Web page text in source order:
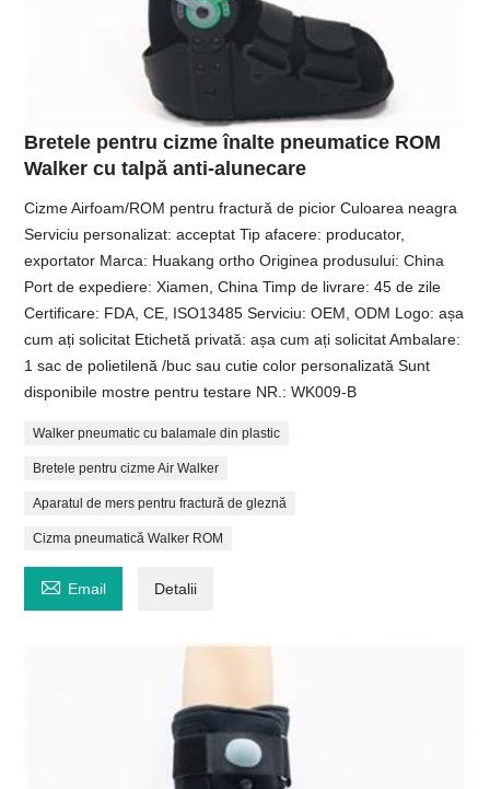
Bretele pentru cizme înalte pneumatice ROM
Walker cu talpă anti-alunecare
Cizme Airfoam/ROM pentru fractură de picior Culoarea neagra
Serviciu personalizat: acceptat Tip afacere: producator,
exportator Marca: Huakang ortho Originea produsului: China
Port de expediere: Xiamen, China Timp de livrare: 45 de zile
Certificare: FDA, CE, ISO13485 Serviciu: OEM, ODM Logo: așa
cum ați solicitat Etichetă privată: așa cum ați solicitat Ambalare:
1 sac de polietilenă /buc sau cutie color personalizată Sunt
disponibile mostre pentru testare NR.: WK009-B
Walker pneumatic cu balamale din plastic
Bretele pentru cizme Air Walker
Aparatul de mers pentru fractură de gleznă
Cizma pneumatică Walker ROM
 Email Detalii